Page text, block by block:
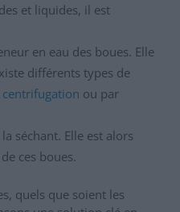
et liquides, il est
en eau des boues. Elle
différents types de
centrifugation ou par
séchant. Elle est alors
ces boues.
quels que soient les